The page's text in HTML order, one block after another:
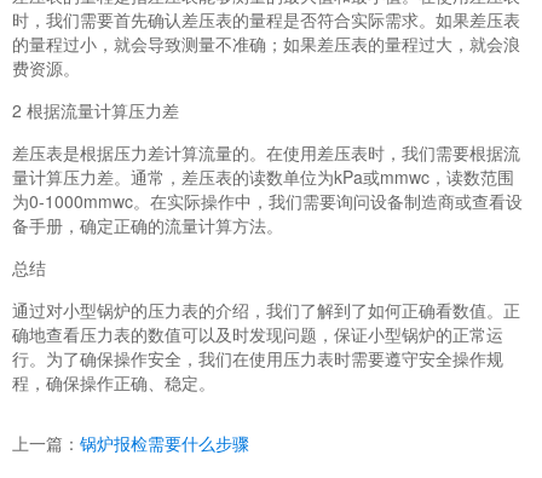
时，我们需要首先确认差压表的量程是否符合实际需求。如果差压表
的量程过小，就会导致测量不准确；如果差压表的量程过大，就会浪
费资源。
2 根据流量计算压力差
差压表是根据压力差计算流量的。在使用差压表时，我们需要根据流
量计算压力差。通常，差压表的读数单位为kPa或mmwc，读数范围
为0-1000mmwc。在实际操作中，我们需要询问设备制造商或查看设
备手册，确定正确的流量计算方法。
总结
通过对小型锅炉的压力表的介绍，我们了解到了如何正确看数值。正
确地查看压力表的数值可以及时发现问题，保证小型锅炉的正常运
行。为了确保操作安全，我们在使用压力表时需要遵守安全操作规
程，确保操作正确、稳定。
上一篇： 锅炉报检需要什么步骤